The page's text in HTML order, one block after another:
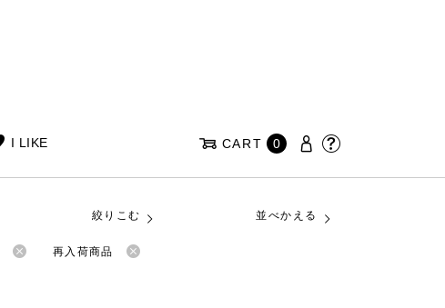
I LIKE CART 0
絞りこむ 並べかえる
再入荷商品